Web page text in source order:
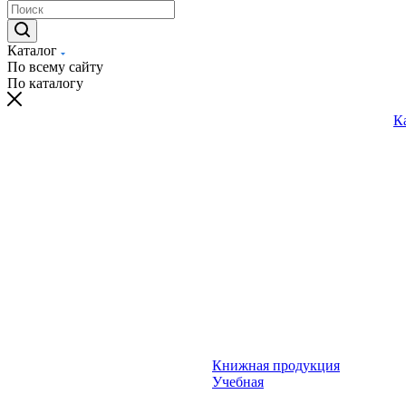
Каталог
По всему сайту
По каталогу
Книжная продукция
Учебная